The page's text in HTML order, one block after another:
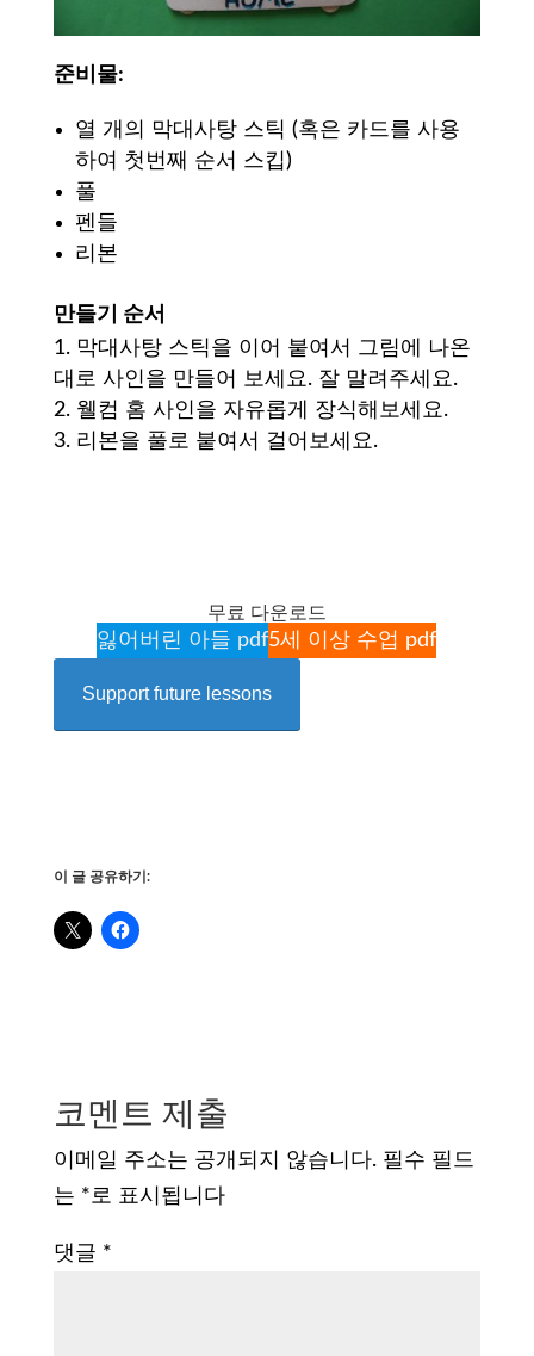
준비물:
열 개의 막대사탕 스틱 (혹은 카드를 사용
하여 첫번째 순서 스킵)
풀
펜들
리본
만들기
순서
막대사탕 스틱을 이어 붙여서 그림에 나온
대로 사인을 만들어 보세요. 잘 말려주세요.
웰컴 홈 사인을 자유롭게 장식해보세요.
리본을 풀로 붙여서 걸어보세요.
무료 다운로드
잃어버린 아들 pdf5세 이상 수업 pdf
Support future lessons
이 글 공유하기:
코멘트 제출
이메일 주소는 공개되지 않습니다. 필수 필드
는 *로 표시됩니다
댓글 *